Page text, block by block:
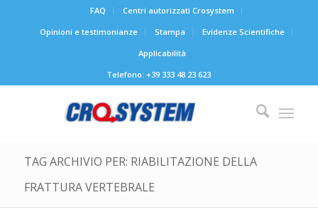
FAQ
Centri autorizzati Crosystem
Opinioni e testimonianze
Stampa
Evidenze Scientifiche
Applicabilità
Telefono: +39 333 48 23 623
TAG ARCHIVIO PER: RIABILITAZIONE DELLA
FRATTURA VERTEBRALE